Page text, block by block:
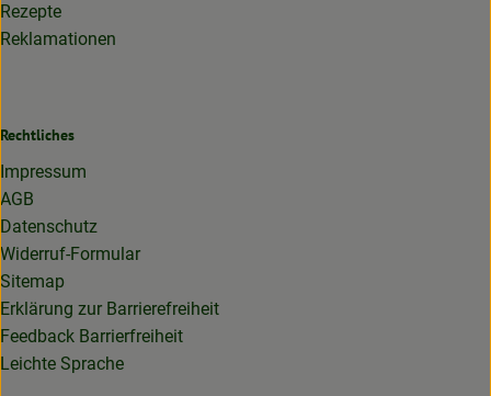
Rezepte
Reklamationen
Rechtliches
Impressum
AGB
Datenschutz
Widerruf-Formular
Sitemap
Erklärung zur Barrierefreiheit
Feedback Barrierfreiheit
Leichte Sprache